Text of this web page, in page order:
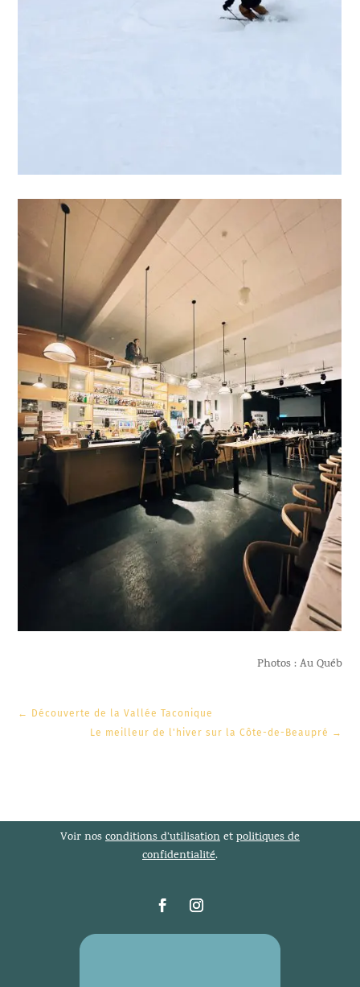
Photos : Au Québ
←
Découverte de la Vallée Taconique
Le meilleur de l'hiver sur la Côte-de-Beaupré →
Voir nosconditions d’utilisationetpolitiques de
confidentialité.